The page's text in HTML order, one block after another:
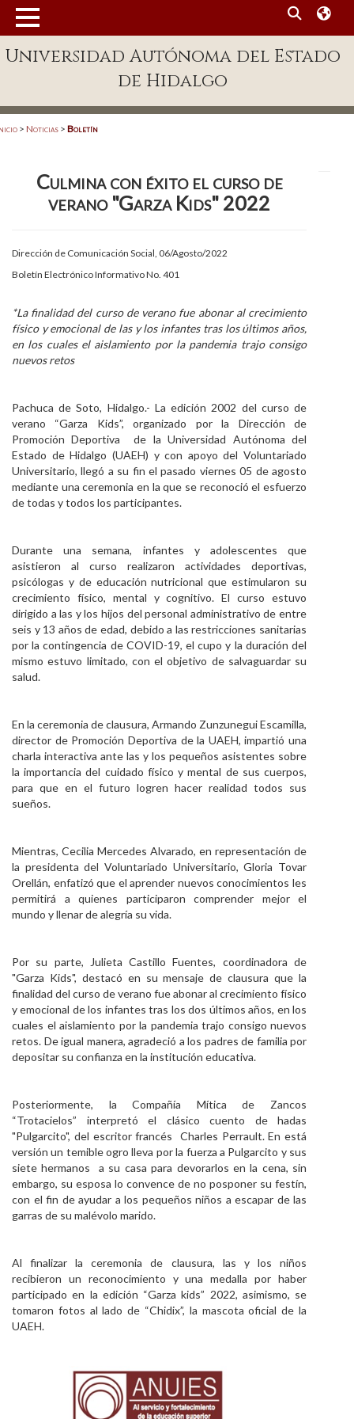
Enlaces
Patronato
Publicaciones en línea
Acreditación Internacional
Alumnado
Aspirantes
Alumni
Visitantes
Universidad Autónoma del Estado
de Hidalgo
> Noticias > Boletín
Culmina con éxito el curso de
verano "Garza Kids" 2022
Dirección de Comunicación Social, 06/Agosto/2022
Boletín Electrónico Informativo No. 401
*La finalidad del curso de verano fue abonar al crecimiento
físico y emocional de las y los infantes tras los últimos años,
en los cuales el aislamiento por la pandemia trajo consigo
nuevos retos
Pachuca de Soto, Hidalgo.- La edición 2002 del curso de
verano “Garza Kids”, organizado por la Dirección de
Promoción Deportiva de la Universidad Autónoma del
Estado de Hidalgo (UAEH) y con apoyo del Voluntariado
Universitario, llegó a su fin el pasado viernes 05 de agosto
mediante una ceremonia en la que se reconoció el esfuerzo
de todas y todos los participantes.
Durante una semana, infantes y adolescentes que
asistieron al curso realizaron actividades deportivas,
psicólogas y de educación nutricional que estimularon su
crecimiento físico, mental y cognitivo. El curso estuvo
dirigido a las y los hijos del personal administrativo de entre
seis y 13 años de edad, debido a las restricciones sanitarias
por la contingencia de COVID-19, el cupo y la duración del
mismo estuvo limitado, con el objetivo de salvaguardar su
salud.
En la ceremonia de clausura, Armando Zunzunegui Escamilla,
director de Promoción Deportiva de la UAEH, impartió una
charla interactiva ante las y los pequeños asistentes sobre
la importancia del cuidado físico y mental de sus cuerpos,
para que en el futuro logren hacer realidad todos sus
sueños.
Mientras, Cecilia Mercedes Alvarado, en representación de
la presidenta del Voluntariado Universitario, Gloria Tovar
Orellán, enfatizó que el aprender nuevos conocimientos les
permitirá a quienes participaron comprender mejor el
mundo y llenar de alegría su vida.
Por su parte, Julieta Castillo Fuentes, coordinadora de
"Garza Kids", destacó en su mensaje de clausura que la
finalidad del curso de verano fue abonar al crecimiento físico
y emocional de los infantes tras los dos últimos años, en los
cuales el aislamiento por la pandemia trajo consigo nuevos
retos. De igual manera, agradeció a los padres de familia por
depositar su confianza en la institución educativa.
Posteriormente, la Compañía Mítica de Zancos
“Trotacielos” interpretó el clásico cuento de hadas
"Pulgarcito", del escritor francés Charles Perrault. En está
versión un temible ogro lleva por la fuerza a Pulgarcito y sus
siete hermanos a su casa para devorarlos en la cena, sin
embargo, su esposa lo convence de no posponer su festín,
con el fin de ayudar a los pequeños niños a escapar de las
garras de su malévolo marido.
Al finalizar la ceremonia de clausura, las y los niños
recibieron un reconocimiento y una medalla por haber
participado en la edición “Garza kids” 2022, asimismo, se
tomaron fotos al lado de “Chidix”, la mascota oficial de la
UAEH.